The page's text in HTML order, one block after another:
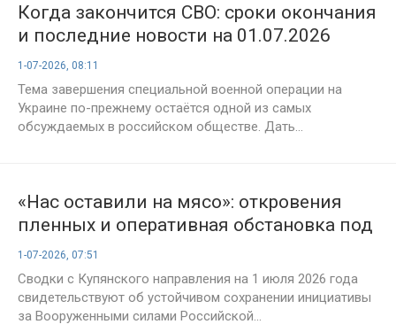
Когда закончится СВО: сроки окончания
и последние новости на 01.07.2026
1-07-2026, 08:11
Тема завершения специальной военной операции на
Украине по-прежнему остаётся одной из самых
обсуждаемых в российском обществе. Дать...
«Нас оставили на мясо»: откровения
пленных и оперативная обстановка под
Купянском на 1 июля 2026 года
1-07-2026, 07:51
Сводки с Купянского направления на 1 июля 2026 года
свидетельствуют об устойчивом сохранении инициативы
за Вооруженными силами Российской...